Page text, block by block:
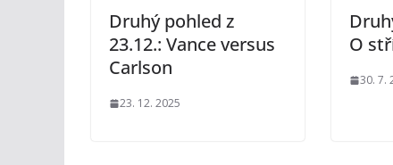
Druhý pohled z
23.12.: Vance versus
Carlson
23. 12. 2025
O
30. 7.